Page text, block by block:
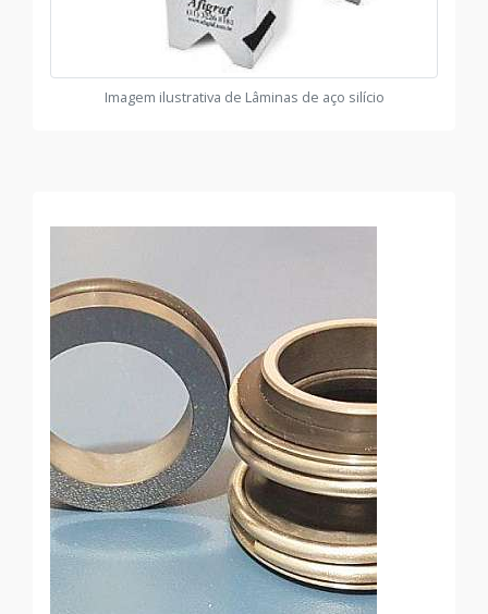
Imagem ilustrativa de Lâminas de aço silício